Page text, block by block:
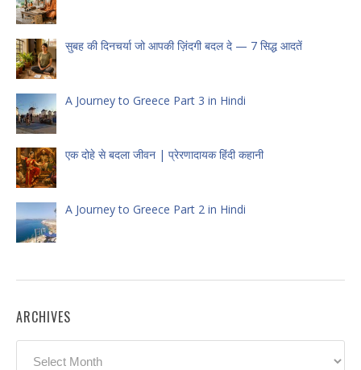
सुबह की दिनचर्या जो आपकी ज़िंदगी बदल दे — 7 सिद्ध आदतें
A Journey to Greece Part 3 in Hindi
एक दोहे से बदला जीवन | प्रेरणादायक हिंदी कहानी
A Journey to Greece Part 2 in Hindi
ARCHIVES